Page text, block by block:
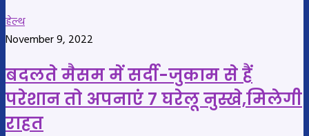
हेल्थ
November 9, 2022
बदलते मैसम में सर्दी-जुकाम से हैं
परेशान तो अपनाएं 7 घरेलू नुस्खे,मिलेगी
राहत